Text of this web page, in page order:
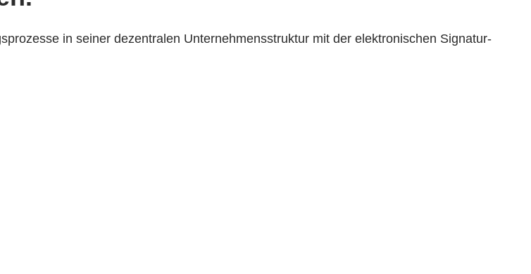
in seiner dezentralen Unternehmensstruktur mit der elektronischen Signatur-